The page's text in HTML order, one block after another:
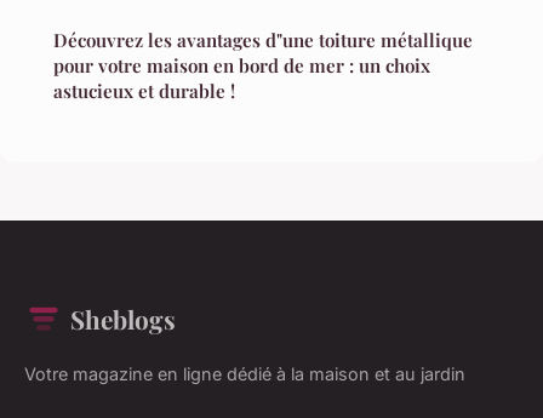
Découvrez les avantages d"une toiture métallique
pour votre maison en bord de mer : un choix
astucieux et durable !
Sheblogs
Votre magazine en ligne dédié à la maison et au jardin